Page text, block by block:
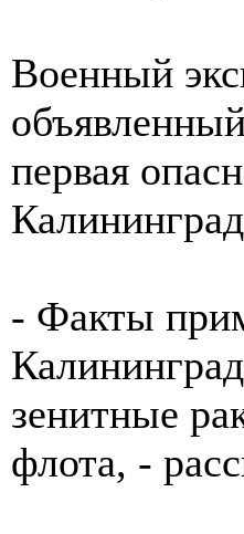
Военный
первая
- Факты
зенитные
флота, -